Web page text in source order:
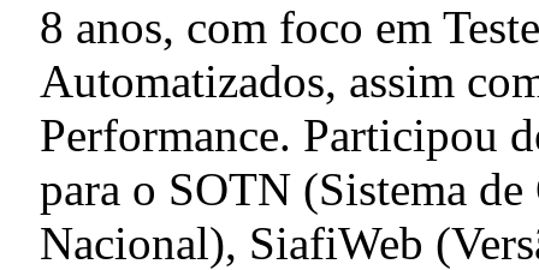
8 anos, com foco em
Automatizados, assim
Performance. Participou
para o SOTN (Sistema de
Nacional), SiafiWeb